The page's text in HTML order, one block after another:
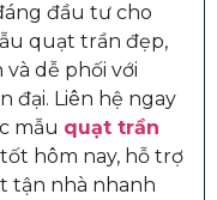
đầu tư cho
quạt trần đẹp,
dễ phối với
đại. Liên hệ ngay
mẫu quạt trần
hôm nay, hỗ trợ
tận nhà nhanh